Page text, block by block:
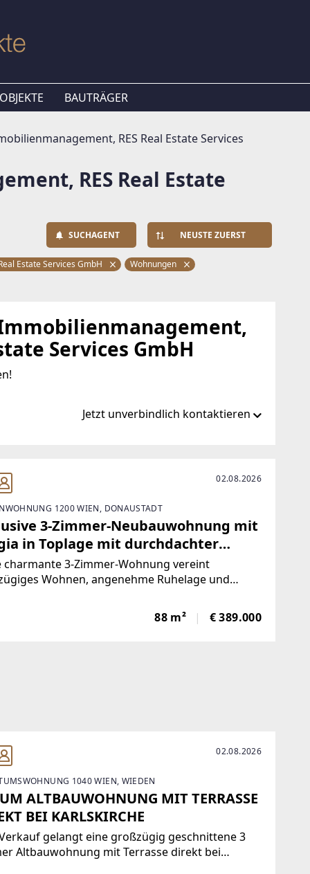
BAUTRÄGER
RES Real Estate Services
RES Real Estate
SUCHAGENT NEUSTE ZUERST
Estate Services GmbH Wohnungen
Immobilienmanagement,
Services GmbH
Jetzt unverbindlich kontaktieren
team-immobilienmanagement-res-real-02.08.2026
1200 WIEN, DONAUSTADT
3-Zimmer-Neubauwohnung mit
in Toplage mit durchdachter
charmante 3-Zimmer-Wohnung vereint
Wohnen, angenehme Ruhelage und
m² Nutzfläche erwartet Sie eine durchdachte
mit hellen Wohnräumen und einer
88 m² € 389.000
02.08.2026
1040 WIEN, WIEDEN
ALTBAUWOHNUNG MIT TERRASSE
BEI KARLSKIRCHE
gelangt eine großzügig geschnittene 3
Altbauwohnung mit Terrasse direkt bei